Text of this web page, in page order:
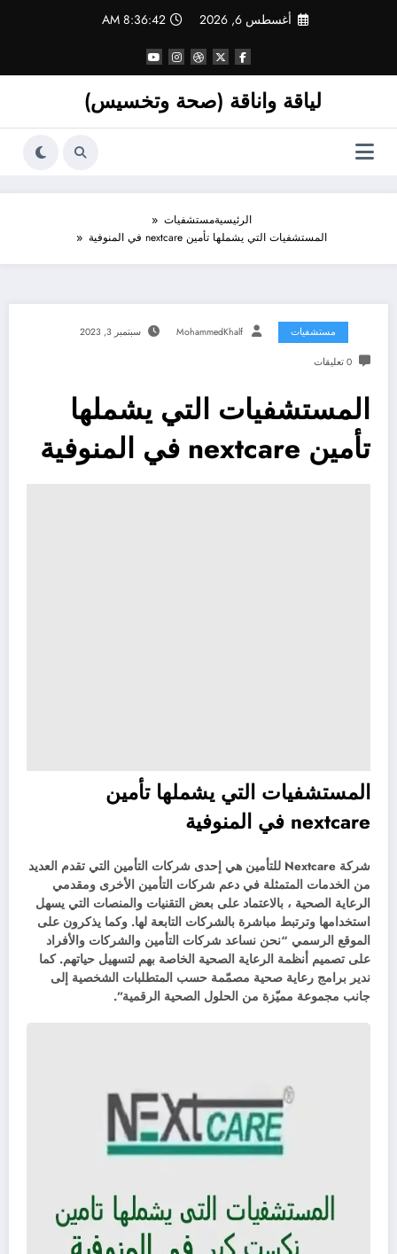
أغسطس 6, 2026 8:36:43 AM
لياقة واناقة (صحة وتخسيس)
الرئيسيةمستشفيات
المستشفيات التي يشملها تأمين nextcare في المنوفية
مستشفيات MohammedKhalf سبتمبر 3, 2023
0 تعليقات
المستشفيات التي يشملها
تأمين nextcare في المنوفية
المستشفيات التي يشملها تأمين
nextcare في المنوفية
شركة Nextcare للتأمين هي إحدى شركات التأمين التي تقدم العديد
من الخدمات المتمثلة في دعم شركات التأمين الأخرى ومقدمي
الرعاية الصحية ، بالاعتماد على بعض التقنيات والمنصات التي يسهل
استخدامها وترتبط مباشرة بالشركات التابعة لها. وكما يذكرون على
الموقع الرسمي “نحن نساعد شركات التأمين والشركات والأفراد
على تصميم أنظمة الرعاية الصحية الخاصة بهم لتسهيل حياتهم. كما
ندير برامج رعاية صحية مصمّمة حسب المتطلبات الشخصية إلى
جانب مجموعة مميّزة من الحلول الصحية الرقمية”.